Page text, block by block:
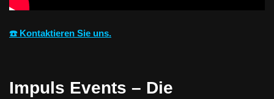
☎️ Kontaktieren Sie uns.
Impuls Events – Die